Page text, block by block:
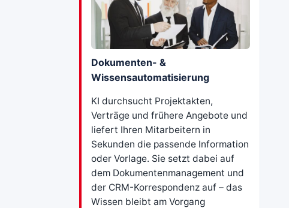
Dokumenten- &
Wissensautomatisierung
KI durchsucht Projektakten,
Verträge und frühere Angebote und
liefert Ihren Mitarbeitern in
Sekunden die passende Information
oder Vorlage. Sie setzt dabei auf
dem Dokumentenmanagement und
der CRM-Korrespondenz auf – das
Wissen bleibt am Vorgang